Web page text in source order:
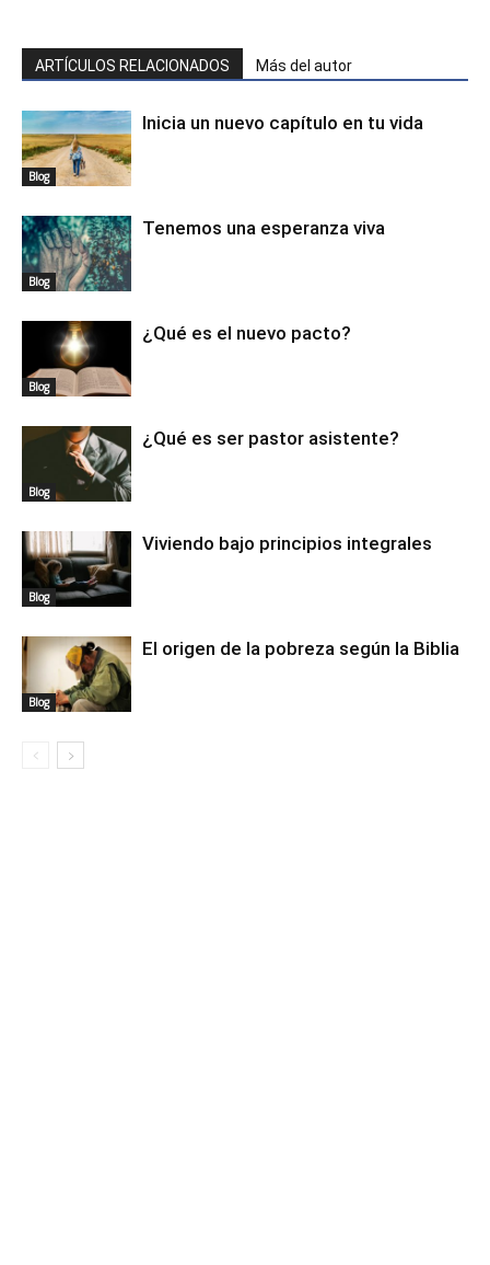
ARTÍCULOS RELACIONADOS Más del autor
Blog
Inicia un nuevo capítulo en tu vida
Blog
Tenemos una esperanza viva
Blog
¿Qué es el nuevo pacto?
Blog
¿Qué es ser pastor asistente?
Blog
Viviendo bajo principios integrales
Blog
El origen de la pobreza según la Biblia